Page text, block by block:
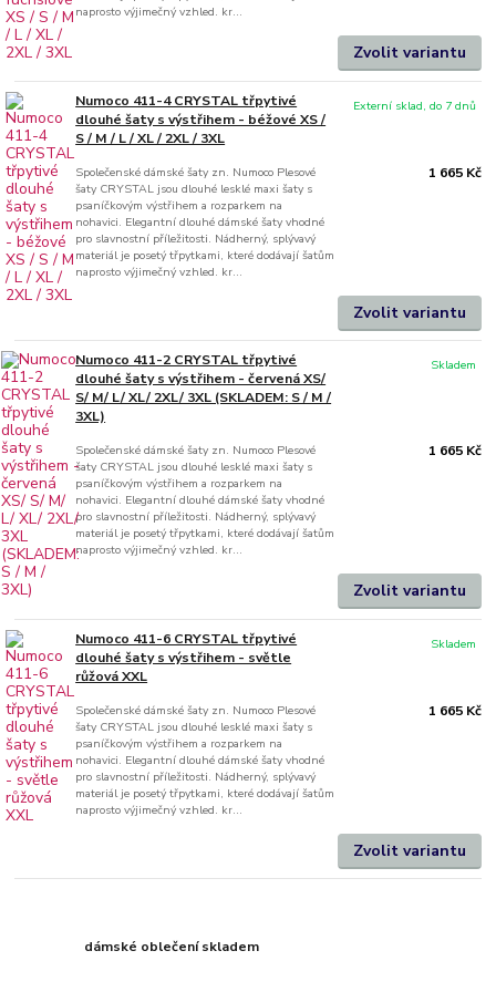
naprosto výjimečný vzhled. kr...
Zvolit variantu
Numoco 411-4 CRYSTAL třpytivé
dlouhé šaty s výstřihem - béžové XS /
S / M / L / XL / 2XL / 3XL
Společenské dámské šaty zn. Numoco Plesové
šaty CRYSTAL jsou dlouhé lesklé maxi šaty s
psaníčkovým výstřihem a rozparkem na
nohavici. Elegantní dlouhé dámské šaty vhodné
pro slavnostní příležitosti. Nádherný, splývavý
materiál je posetý třpytkami, které dodávají šatům
naprosto výjimečný vzhled. kr...
1 665 Kč
Externí sklad, do 7 dnů
Zvolit variantu
Numoco 411-2 CRYSTAL třpytivé
dlouhé šaty s výstřihem - červená XS/
S/ M/ L/ XL/ 2XL/ 3XL (SKLADEM: S / M /
3XL)
Společenské dámské šaty zn. Numoco Plesové
šaty CRYSTAL jsou dlouhé lesklé maxi šaty s
psaníčkovým výstřihem a rozparkem na
nohavici. Elegantní dlouhé dámské šaty vhodné
pro slavnostní příležitosti. Nádherný, splývavý
materiál je posetý třpytkami, které dodávají šatům
naprosto výjimečný vzhled. kr...
1 665 Kč
Skladem
Zvolit variantu
Numoco 411-6 CRYSTAL třpytivé
dlouhé šaty s výstřihem - světle
růžová XXL
Společenské dámské šaty zn. Numoco Plesové
šaty CRYSTAL jsou dlouhé lesklé maxi šaty s
psaníčkovým výstřihem a rozparkem na
nohavici. Elegantní dlouhé dámské šaty vhodné
pro slavnostní příležitosti. Nádherný, splývavý
materiál je posetý třpytkami, které dodávají šatům
naprosto výjimečný vzhled. kr...
1 665 Kč
Skladem
Zvolit variantu
dámské oblečení skladem